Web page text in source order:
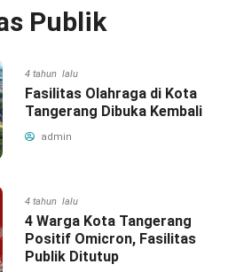
Publik
4 tahun lalu
Fasilitas Olahraga di Kota
Tangerang Dibuka Kembali
admin
4 tahun lalu
4 Warga Kota Tangerang
Positif Omicron, Fasilitas
Publik Ditutup